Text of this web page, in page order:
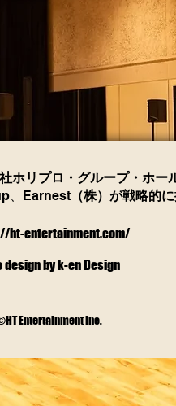
ホリプロ・グループ・ホー
、Earnest （株）が戦略的
ht-entertainment.com/
design by k-en Design
Entertainment Inc.